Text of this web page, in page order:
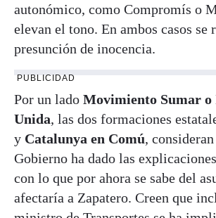
autonómico, como Compromís o
elevan el tono. En ambos casos se
presunción de inocencia.
PUBLICIDAD
Por un lado Movimiento Sumar o
Unida, las dos formaciones
y Catalunya en Comú,
Gobierno ha dado las
con lo que por ahora se sabe del
afectaría a Zapatero. Creen que